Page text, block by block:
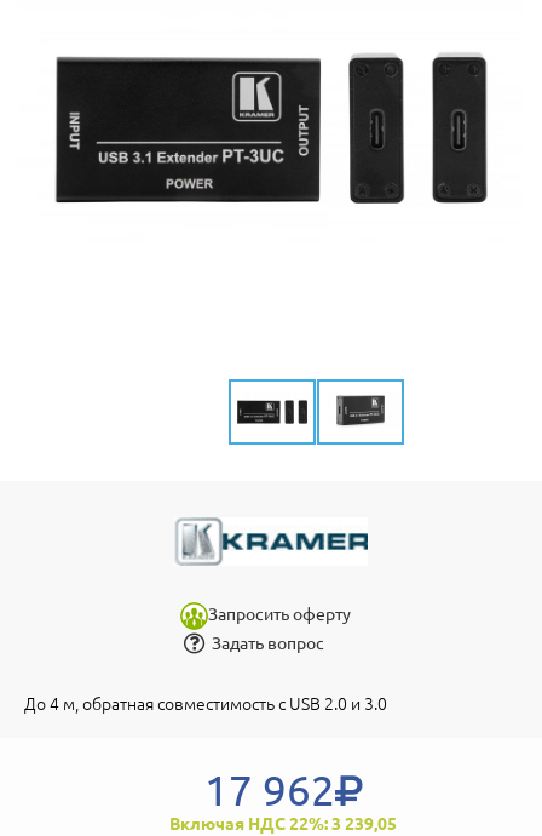
Запросить оферту
Задать вопрос
До 4 м, обратная совместимость с USB 2.0 и 3.0
17 962
Включая НДС 22%: 3 239,05